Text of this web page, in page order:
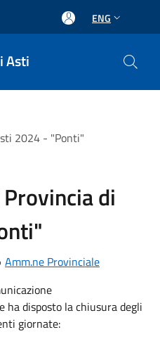
ENG
Asti
2024 - "Ponti"
di
Amm.ne Provinciale
ha disposto la chiusura degli
giornate: